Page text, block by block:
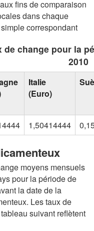
fins de comparaison
dans chaque
correspondant
change pour la
2010
Italie
(Euro)
1,50414444
moyens mensuels
pour la période de
la date de la
Les taux de
suivant reflètent